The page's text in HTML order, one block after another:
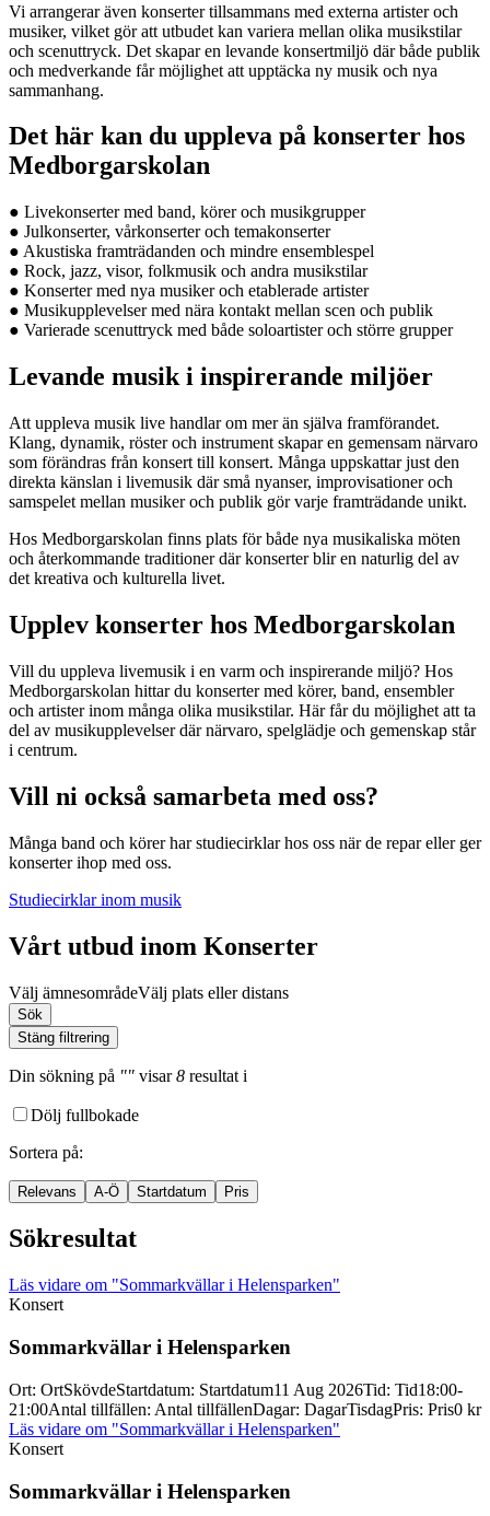
Vi arrangerar även konserter tillsammans med externa artister och
musiker, vilket gör att utbudet kan variera mellan olika musikstilar
och scenuttryck. Det skapar en levande konsertmiljö där både publik
och medverkande får möjlighet att upptäcka ny musik och nya
sammanhang.
Det här kan du uppleva på konserter hos
Medborgarskolan
● Livekonserter med band, körer och musikgrupper
● Julkonserter, vårkonserter och temakonserter
● Akustiska framträdanden och mindre ensemblespel
● Rock, jazz, visor, folkmusik och andra musikstilar
● Konserter med nya musiker och etablerade artister
● Musikupplevelser med nära kontakt mellan scen och publik
● Varierade scenuttryck med både soloartister och större grupper
Levande musik i inspirerande miljöer
Att uppleva musik live handlar om mer än själva framförandet.
Klang, dynamik, röster och instrument skapar en gemensam närvaro
som förändras från konsert till konsert. Många uppskattar just den
direkta känslan i livemusik där små nyanser, improvisationer och
samspelet mellan musiker och publik gör varje framträdande unikt.
Hos Medborgarskolan finns plats för både nya musikaliska möten
och återkommande traditioner där konserter blir en naturlig del av
det kreativa och kulturella livet.
Upplev konserter hos Medborgarskolan
Vill du uppleva livemusik i en varm och inspirerande miljö? Hos
Medborgarskolan hittar du konserter med körer, band, ensembler
och artister inom många olika musikstilar. Här får du möjlighet att ta
del av musikupplevelser där närvaro, spelglädje och gemenskap står
i centrum.
Vill ni också samarbeta med oss?
Många band och körer har studiecirklar hos oss när de repar eller ger
konserter ihop med oss.
Studiecirklar inom musik
Vårt utbud inom Konserter
Välj ämnesområdeVälj plats eller distans
Sök
Stäng filtrering
Din sökning på "" visar8 resultat i
Dölj fullbokade
Sortera på:
Relevans A-Ö Startdatum Pris
Sökresultat
Läs vidare om "Sommarkvällar i Helensparken"
Konsert
Sommarkvällar i Helensparken
Ort: OrtSkövdeStartdatum: Startdatum11 Aug 2026Tid: Tid18:00-
21:00Antal tillfällen: Antal tillfällenDagar: DagarTisdagPris: Pris0 kr
Läs vidare om "Sommarkvällar i Helensparken"
Konsert
Sommarkvällar i Helensparken